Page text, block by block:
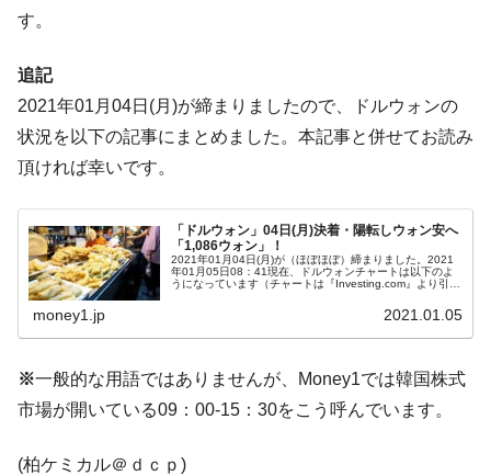
『Money1』
『Money1』
国の過剰生産が世界を蝕む。
『Money1』
韓国製造業「半導体絶好調」のウラで他業
種は全般的「不調」⇒ PSIが示す現況は決して良くない。
『Money1』
【米韓激突案件】韓国消費者院が『クーパ
ン』1人当たり賠償10万ウォンを認定 ⇒ 総額3兆7,000億
『Money1』 韓国で猛暑。南東部では干ばつ
『Money1』
韓国型イージス搭載の次世代駆逐艦
「KDDX」1番艦、2032年竣工と公示
に韓国がいっちょがみしたのでは。
韓国政府『BYD』車への補助金を全廃 ⇒ 実
す。
追記
2021年01月04日(月)が締まりましたので、ドルウォンの
状況を以下の記事にまとめました。本記事と併せてお読み
頂ければ幸いです。
「ドルウォン」04日(月)決着・陽転しウォン安へ
「1,086ウォン」！
2021年01月04日(月)が（ほぼほぼ）締まりました。2021
年01月05日08：41現在、ドルウォンチャートは以下のよ
うになっています（チャートは『Investing.com』より引
money1.jp 2021.01.05
※一般的な用語ではありませんが、Money1では韓国株式
市場が開いている09：00-15：30をこう呼んでいます。
(柏ケミカル＠ｄｃｐ)